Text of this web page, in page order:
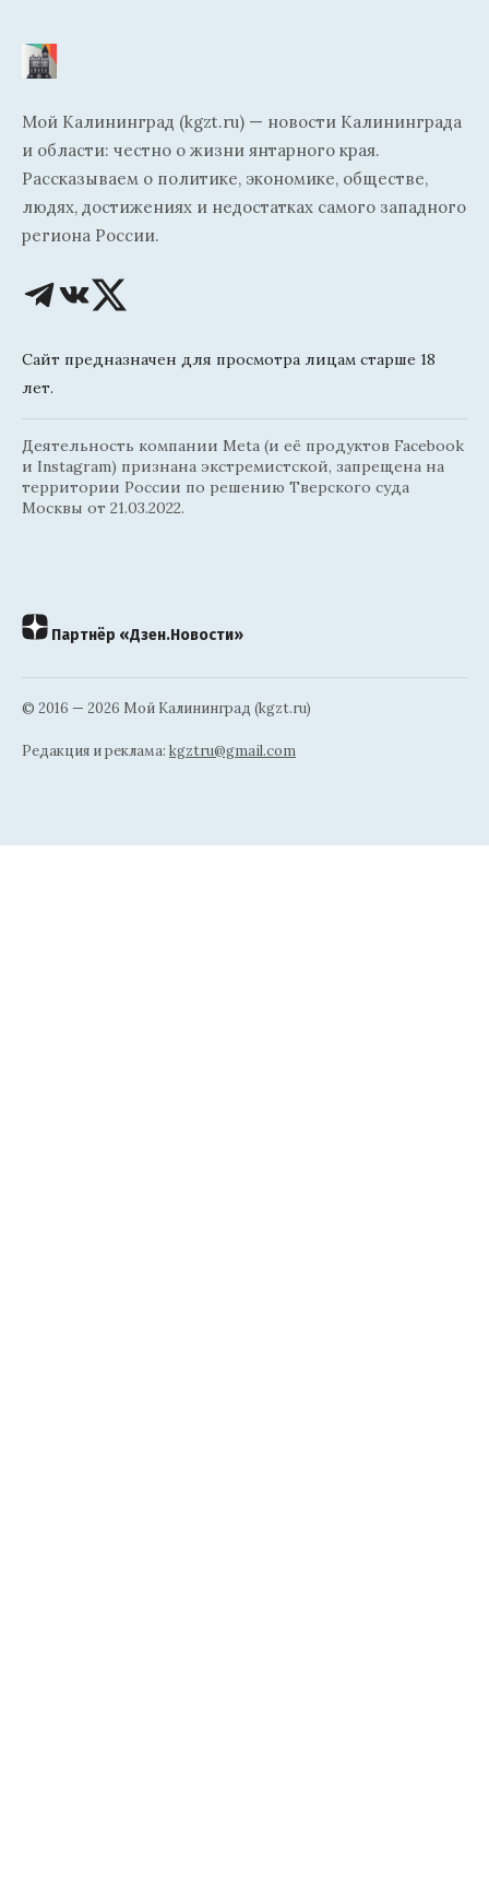
Мой Калининград (kgzt.ru) — новости Калининграда
и области: честно о жизни янтарного края.
Рассказываем о политике, экономике, обществе,
людях, достижениях и недостатках самого западного
региона России.
Сайт предназначен для просмотра лицам старше 18
лет.
Деятельность компании Meta (и её продуктов Facebook
и Instagram) признана экстремистской, запрещена на
территории России по решению Тверского суда
Москвы от 21.03.2022.
Партнёр «Дзен.Новости»
© 2016 — 2026 Мой Калининград (kgzt.ru)
Редакция и реклама: kgztru@gmail.com